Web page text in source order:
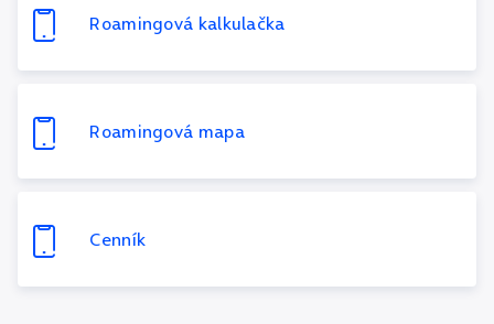
Roamingová kalkulačka
Roamingová mapa
Cenník